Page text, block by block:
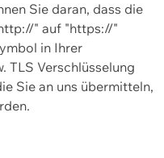
Sie daran, dass die
" auf "https://"
in Ihrer
TLS Verschlüsselung
Sie an uns übermitteln,